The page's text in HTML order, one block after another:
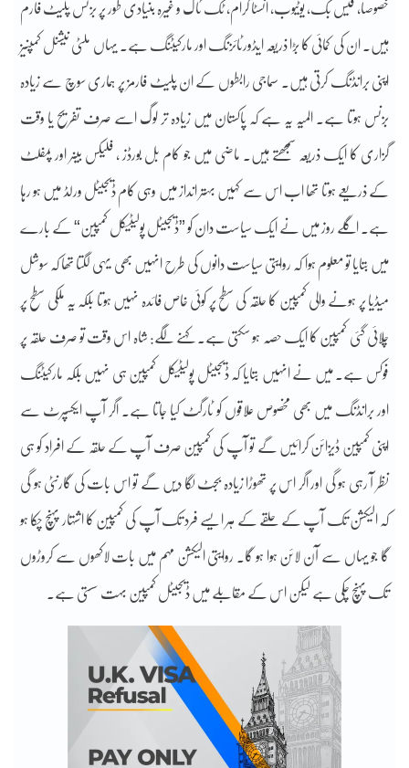
خصوصاً، فیس بک، یوٹیوب، انسٹا گرام، ٹک ٹاک و غیرہ بنیادی طور پر بزنس پلیٹ فارم
ہیں۔ ان کی کمائی کا بڑا ذریعہ ایڈورٹائزنگ اور مارکیٹنگ ہے۔ یہاں ملٹی نیشنل کمپنیز
اپنی برانڈنگ کرتی ہیں۔ سماجی رابطوں کے ان پلیٹ فارمز پر ہماری سوچ سے زیادہ
بزنس ہوتا ہے۔ المیہ یہ ہے کہ پاکستان میں زیادہ تر لوگ اسے صرف تفریح یا وقت
گزاری کا ایک ذریعہ سمجھتے ہیں۔ ماضی میں جو کام بل بورڈز ، فلیکس بینر اور پمفلٹ
کے ذریعے ہوتا تھا اب اس سے کہیں بہتر انداز میں وہی کام ڈیجیٹل ورلڈ میں ہو رہا
ہے۔ اگلے روز میں نے ایک سیاست دان کو ”ڈیجیٹل پولیٹیکل کمپین“ کے بارے
میں بتایا تو معلوم ہوا کہ روایتی سیاست دانوں کی طرح انہیں بھی یہی لگتا تھا کہ سوشل
میڈیا پر ہونے والی کمپین کا حلقہ کی سطح پر کوئی خاص فائدہ نہیں ہوتا بلکہ یہ ملکی سطح پر
چلائی گئی کمپین کا ایک حصہ ہو سکتی ہے۔ کہنے لگے: شاہ اس وقت تو صرف حلقہ پر
فوکس ہے۔ میں نے انہیں بتایا کہ ڈیجیٹل پولیٹیکل کمپین ہی نہیں بلکہ مارکیٹنگ
اور برانڈنگ میں بھی مخصوص علاقوں کو ٹارگٹ کیا جاتا ہے۔ اگر آپ ایکسپرٹ سے
اپنی کمپین ڈیزائن کرائیں گے تو آپ کی کمپین صرف آپ کے حلقہ کے افراد کو ہی
نظر آ رہی ہو گی اور اگر اس پر تھوڑا زیادہ بجٹ لگا دیں گے تو اس بات کی گارنٹی ہو گی
کہ الیکشن تک آپ کے حلقے کے ہر ایسے فرد تک آپ کی کمپین کا اشتہار پہنچ چکا ہو
گا جو یہاں سے آن لائن ہوا ہو گا۔ روایتی الیکشن مہم میں بات لاکھوں سے کروڑوں
تک پہنچ چکی ہے لیکن اس کے مقابلے میں ڈیجیٹل کمپین بہت سستی ہے۔